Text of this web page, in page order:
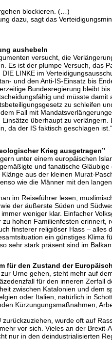
blockieren. (…)
dazu, sagt das
aushebeln
versucht, die
Es ist der plumpe Versuch, das
LINKE im
und den Anti-IS-Einsatz bis
Bundesregierung bleibt
und müsste
zu schleifen
Fall mit
überhaupt zu
da der IS faktisch geschlagen ist.“
Krieg ausgetragen”
unter einem europäischen
und fanatische
aus der kleinen Murat-
wie die Männer mit den
im Reiseführer lesen,
der äußerste Süden und
weniger klar. Einfacher
hohen Familienfesten
finsterer religiöser Hass –
ein günstiges
sehr stark präsent sind im
für den Zustand der
Urne gehen, steht mehr auf
für den inneren Zerfall
zwischen Katalonien und
oder Italien, natürlich in
Kürzungungsmaßnahmen,
wurde oft auf
vor sich. Vieles an der
nur in den deindustrialisierten